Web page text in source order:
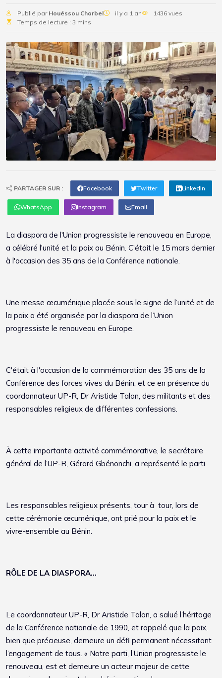
Publié par Houéssou Charbel il y a 1 an
1436 vues
Temps de lecture : 3 mins
PARTAGER SUR : Facebook Twitter LinkedIn
WhatsApp Instagram Email
La diaspora de l'Union progressiste le renouveau en Europe,
a célébré l'unité et la paix au Bénin. C'était le 15 mars dernier
à l'occasion des 35 ans de la Conférence nationale.
Une messe œcuménique placée sous le signe de l’unité et de
la paix a été organisée par la diaspora de l’Union
progressiste le renouveau en Europe.
C'était à l'occasion de la commémoration des 35 ans de la
Conférence des forces vives du Bénin, et ce en présence du
coordonnateur UP-R, Dr Aristide Talon, des militants et des
responsables religieux de différentes confessions.
À cette importante activité commémorative, le secrétaire
général de l’UP-R, Gérard Gbénonchi, a représenté le parti.
Les responsables religieux présents, tour à tour, lors de
cette cérémonie œcuménique, ont prié pour la paix et le
vivre-ensemble au Bénin.
RÔLE DE LA DIASPORA...
Le coordonnateur UP-R, Dr Aristide Talon, a salué l’héritage
de la Conférence nationale de 1990, et rappelé que la paix,
bien que précieuse, demeure un défi permanent nécessitant
l’engagement de tous. « Notre parti, l’Union progressiste le
renouveau, est et demeure un acteur majeur de cette